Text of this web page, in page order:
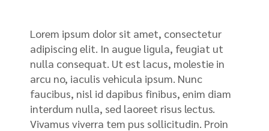
Lorem ipsum dolor sit amet, consectetur
adipiscing elit. In augue ligula, feugiat ut
nulla consequat. Ut est lacus, molestie in
arcu no, iaculis vehicula ipsum. Nunc
faucibus, nisl id dapibus finibus, enim diam
interdum nulla, sed laoreet risus lectus.
Vivamus viverra tem pus sollicitudin. Proin